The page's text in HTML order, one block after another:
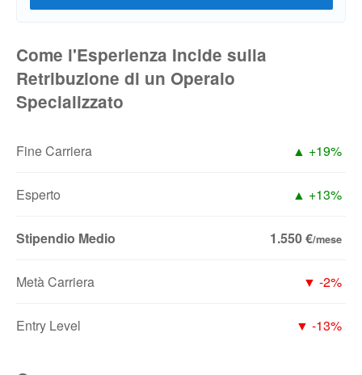
Come l'Esperienza Incide sulla
Retribuzione di un Operaio
Specializzato
Fine Carriera ▲ +19%
Esperto ▲ +13%
Stipendio Medio 1.550 €/mese
Metà Carriera ▼ -2%
Entry Level ▼ -13%